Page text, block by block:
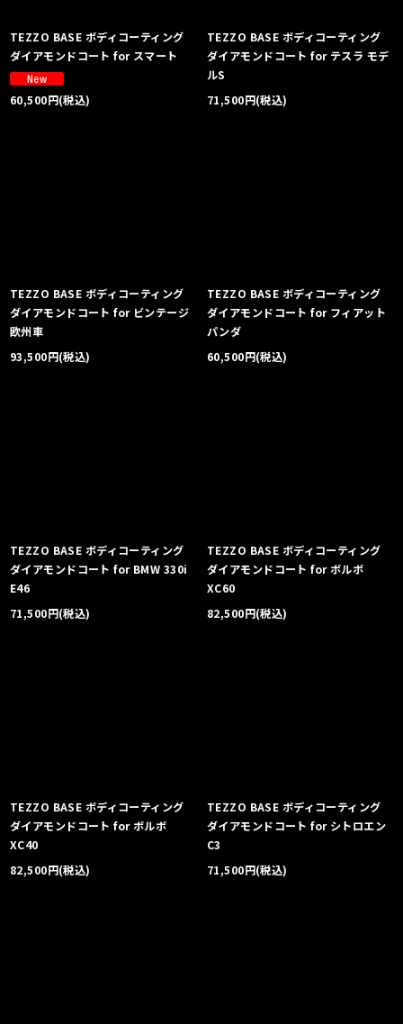
TEZZO BASE ボディコーティング
ダイアモンドコート for スマート
60,500円(税込)
TEZZO BASE ボディコーティング
ダイアモンドコート for テスラ モデ
ルS
71,500円(税込)
TEZZO BASE ボディコーティング
ダイアモンドコート for ビンテージ
欧州車
93,500円(税込)
TEZZO BASE ボディコーティング
ダイアモンドコート for フィアット
パンダ
60,500円(税込)
TEZZO BASE ボディコーティング
ダイアモンドコート for BMW 330i
E46
71,500円(税込)
TEZZO BASE ボディコーティング
ダイアモンドコート for ボルボ
XC60
82,500円(税込)
TEZZO BASE ボディコーティング
ダイアモンドコート for ボルボ
XC40
82,500円(税込)
TEZZO BASE ボディコーティング
ダイアモンドコート for シトロエン
C3
71,500円(税込)